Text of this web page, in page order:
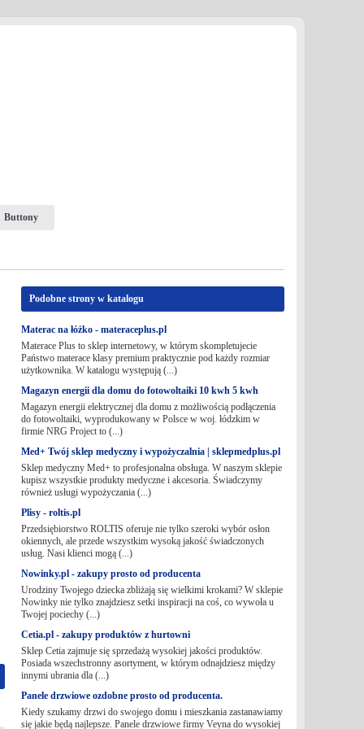
Buttony
Podobne strony w katalogu
Materac na łóżko - materaceplus.pl
Materace Plus to sklep internetowy, w którym skompletujecie
Państwo materace klasy premium praktycznie pod każdy rozmiar
użytkownika. W katalogu występują (...)
Magazyn energii dla domu do fotowoltaiki 10 kwh 5 kwh
Magazyn energii elektrycznej dla domu z możliwością podłączenia
do fotowoltaiki, wyprodukowany w Polsce w woj. łódzkim w
firmie NRG Project to (...)
Med+ Twój sklep medyczny i wypożyczalnia | sklepmedplus.pl
Sklep medyczny Med+ to profesjonalna obsługa. W naszym sklepie
kupisz wszystkie produkty medyczne i akcesoria. Świadczymy
również usługi wypożyczania (...)
Plisy - roltis.pl
Przedsiębiorstwo ROLTIS oferuje nie tylko szeroki wybór osłon
okiennych, ale przede wszystkim wysoką jakość świadczonych
usług. Nasi klienci mogą (...)
Nowinky.pl - zakupy prosto od producenta
Urodziny Twojego dziecka zbliżają się wielkimi krokami? W sklepie
Nowinky nie tylko znajdziesz setki inspiracji na coś, co wywoła u
Twojej pociechy (...)
Cetia.pl - zakupy produktów z hurtowni
Sklep Cetia zajmuje się sprzedażą wysokiej jakości produktów.
Posiada wszechstronny asortyment, w którym odnajdziesz między
innymi ubrania dla (...)
Panele drzwiowe ozdobne prosto od producenta.
Kiedy szukamy drzwi do swojego domu i mieszkania zastanawiamy
się jakie będą najlepsze. Panele drzwiowe firmy Veyna do wysokiej